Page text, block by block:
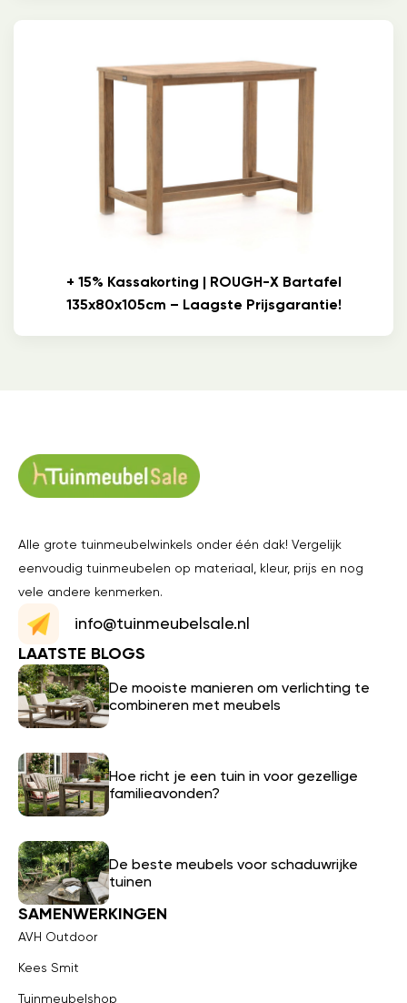
+ 15% Kassakorting | ROUGH-X Bartafel
135x80x105cm – Laagste Prijsgarantie!
Alle grote tuinmeubelwinkels onder één dak! Vergelijk
eenvoudig tuinmeubelen op materiaal, kleur, prijs en nog
vele andere kenmerken.
info@tuinmeubelsale.nl
LAATSTE BLOGS
De mooiste manieren om verlichting te
combineren met meubels
Hoe richt je een tuin in voor gezellige
familieavonden?
De beste meubels voor schaduwrijke
tuinen
SAMENWERKINGEN
AVH Outdoor
Kees Smit
Tuinmeubelshop